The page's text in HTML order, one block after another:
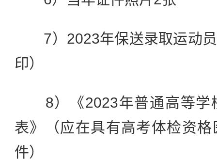
7）2023年保送录取运动员
印）
8）《2023年普通高等学
表》（应在具有高考体检资
件）